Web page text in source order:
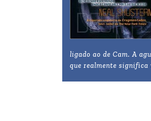
ligado ao de Cam. A
que realmente significa